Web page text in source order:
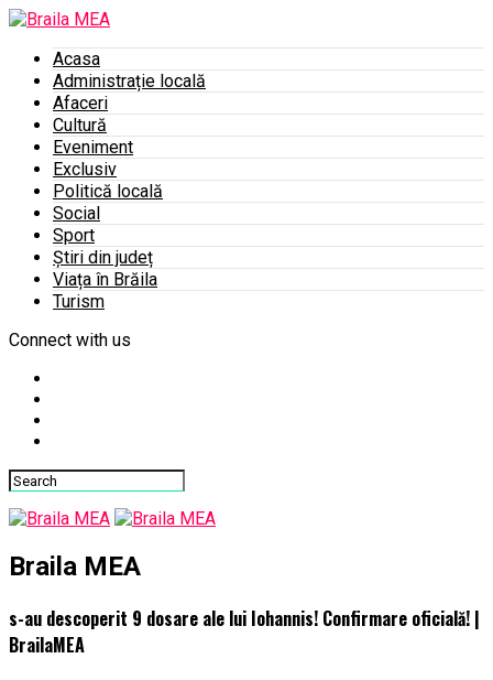
Acasa
Administrație locală
Afaceri
Cultură
Eveniment
Exclusiv
Politică locală
Social
Sport
Știri din județ
Viața în Brăila
Turism
Connect with us
Braila MEA
s-au descoperit 9 dosare ale lui Iohannis! Confirmare oficială! |
BrailaMEA